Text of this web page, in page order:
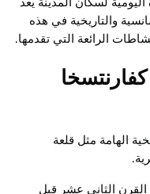
والتاريخية في هذه
الرائعة التي تقدمها.
الهامة مثل قلعة
القرن الثاني عشر قبل